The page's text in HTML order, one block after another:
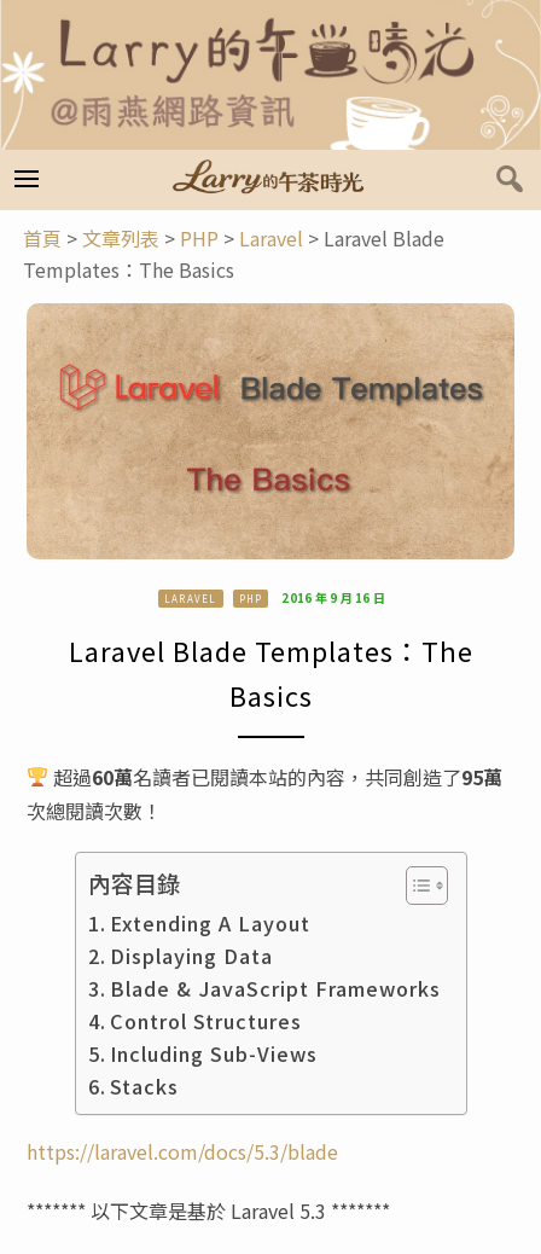
至
主
要
內
容
首頁 >文章列表 > PHP > Laravel > Laravel Blade
Templates：The Basics
LARAVEL PHP 2016 年 9 月 16 日
Laravel Blade Templates：The
Basics
超過60萬名讀者已閱讀本站的內容，共同創造了95萬
次總閱讀次數！
內容目錄
Extending A Layout
Displaying Data
Blade & JavaScript Frameworks
Control Structures
Including Sub-Views
Stacks
https://laravel.com/docs/5.3/blade
******* 以下文章是基於 Laravel 5.3 *******